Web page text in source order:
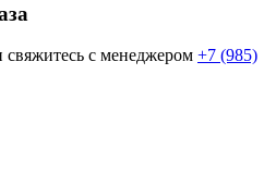
с менеджером +7 (985)